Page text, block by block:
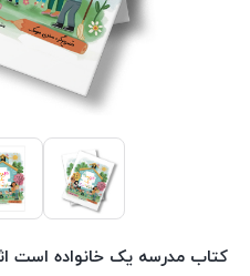
کتاب مدرسه یک خانواده است